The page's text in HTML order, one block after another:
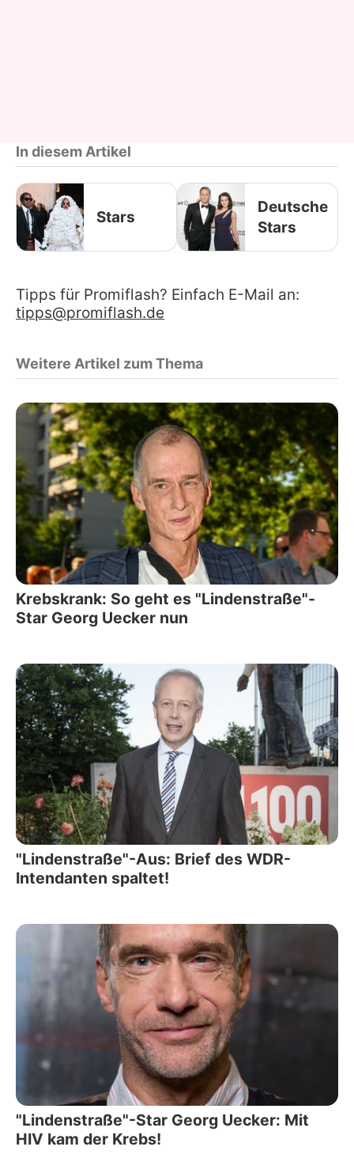
In diesem Artikel
Stars
Deutsche
Stars
Tipps für Promiflash? Einfach E-Mail an:
tipps@promiflash.de
Weitere Artikel zum Thema
Krebskrank: So geht es "Lindenstraße"-
Star Georg Uecker nun
"Lindenstraße"-Aus: Brief des WDR-
Intendanten spaltet!
"Lindenstraße"-Star Georg Uecker: Mit
HIV kam der Krebs!